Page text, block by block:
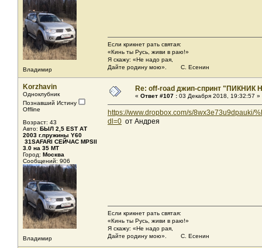
Владимир
Если крикнет рать святая:
«Кинь ты Русь, живи в раю!»
Я скажу: «Не надо рая,
Дайте родину мою». С. Есенин
Korzhavin
Одноклубник
Познавший Истину
Offline
Возраст: 43
Авто: БЫЛ 2,5 EST АТ
2003 г.пружины Y60
31SAFARI СЕЙЧАС MPSII
3.0 на 35 MT
Город: Москва
Сообщений: 906
Владимир
Re: off-road джип-спринт "ПИКНИК
« Ответ #107 : 03 Декабря 2018, 19:32:57 »
https://www.dropbox.com/s/
dl=0 от Андрея
Если крикнет рать святая:
«Кинь ты Русь, живи в раю!»
Я скажу: «Не надо рая,
Дайте родину мою». С. Есенин